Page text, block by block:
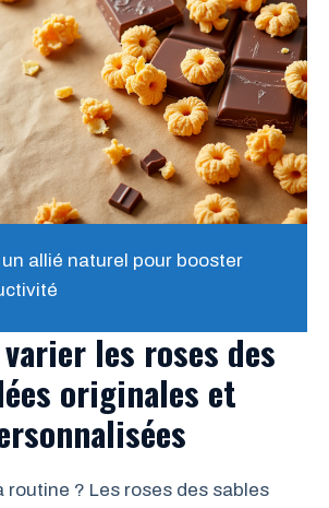
allié naturel pour booster
les roses des
originales et
routine ? Les roses des sables